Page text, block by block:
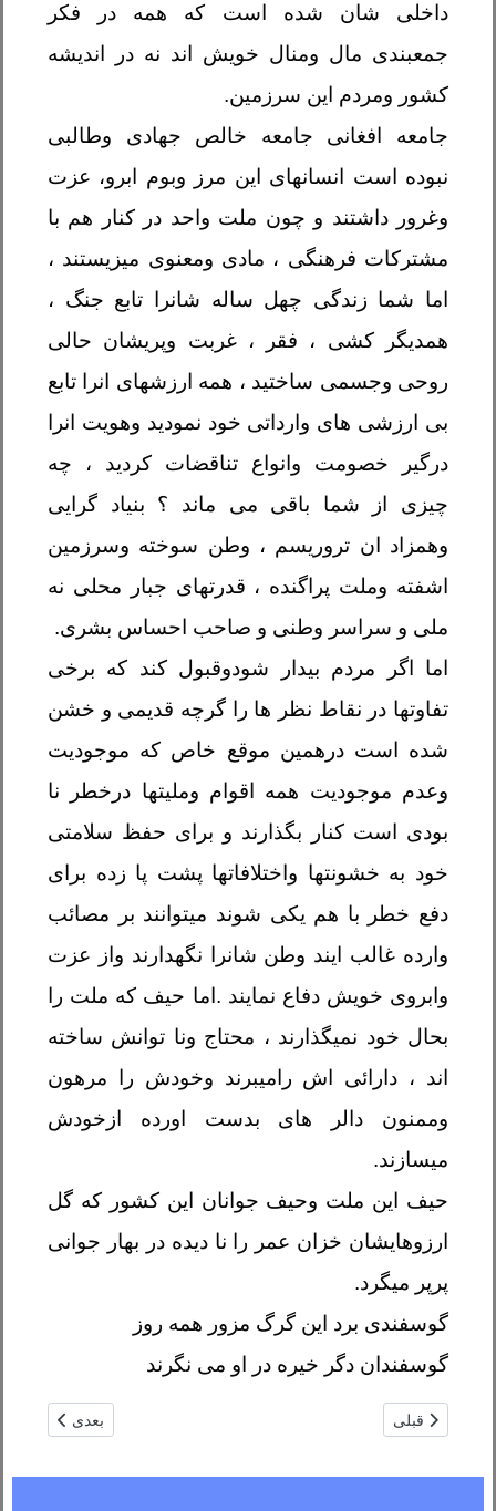
داخلی شان شده است که همه در فکر
جمعبندی مال ومنال خویش اند نه در اندیشه
کشور ومردم این سرزمین.
جامعه افغانی جامعه خالص جهادی وطالبی
نبوده است انسانهای این مرز وبوم ابرو، عزت
وغرور داشتند و چون ملت واحد در کنار هم با
مشترکات فرهنگی ، مادی ومعنوی میزیستند ،
اما شما زندگی چهل ساله شانرا تابع جنگ ،
همدیگر کشی ، فقر ، غربت وپریشان حالی
روحی وجسمی ساختید ، همه ارزشهای انرا تابع
بی ارزشی های وارداتی خود نمودید وهویت انرا
درگیر خصومت وانواع تناقضات کردید ، چه
چیزی از شما باقی می ماند ؟ بنیاد گرایی
وهمزاد ان تروریسم ، وطن سوخته وسرزمین
اشفته وملت پراگنده ، قدرتهای جبار محلی نه
ملی و سراسر وطنی و صاحب احساس بشری.
اما اگر مردم بیدار شودوقبول کند که برخی
تفاوتها در نقاط نظر ها را گرچه قدیمی و خشن
شده است درهمین موقع خاص که موجودیت
وعدم موجودیت همه اقوام وملیتها درخطر نا
بودی است کنار بگذارند و برای حفظ سلامتی
خود به خشونتها واختلافاتها پشت پا زده برای
دفع خطر با هم یکی شوند میتوانند بر مصائب
وارده غالب ایند وطن شانرا نگهدارند واز عزت
وابروی خویش دفاع نمایند .اما حیف که ملت را
بحال خود نمیگذارند ، محتاج ونا توانش ساخته
اند ، دارائی اش رامیبرند وخودش را مرهون
وممنون دالر های بدست اورده ازخودش
میسازند.
حیف این ملت وحیف جوانان این کشور که گل
ارزوهایشان خزان عمر را نا دیده در بهار جوانی
پرپر میگرد.
گوسفندی برد این گرگ مزور همه روز
گوسفندان دگر خیره در او می نگرند
مطلب قبلی: کتاب زنان ومشکلات فرا روی شان در جامعهٔ افغانی /
قبلی مطلب بعدی:
بعدی